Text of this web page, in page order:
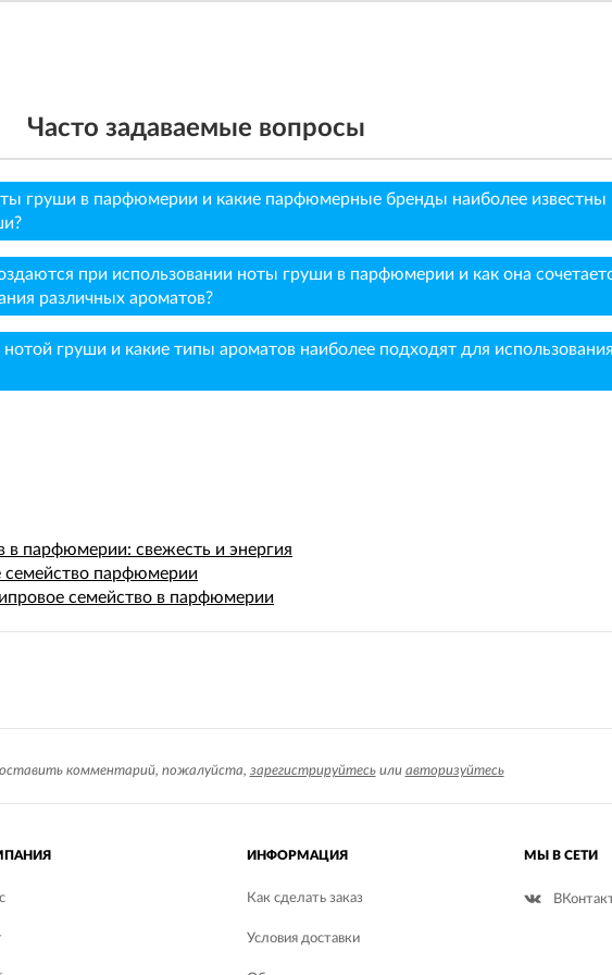
Часто задаваемые вопросы
груши в парфюмерии и какие парфюмерные бренды наиболее известны
при использовании ноты груши в парфюмерии и как она
различных ароматов?
груши и какие типы ароматов наиболее подходят для использования
в парфюмерии: свежесть и энергия
семейство парфюмерии
семейство в парфюмерии
комментарий, пожалуйста, зарегистрируйтесьили авторизуйтесь
ИНФОРМАЦИЯ
Как сделать заказ
Условия доставки
МЫ В СЕТИ